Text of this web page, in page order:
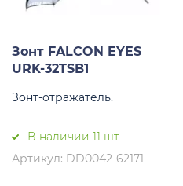
Зонт FALCON EYES
URK-32TSB1
Зонт-отражатель.
В наличии 11 шт.
Артикул: DD0042-62171